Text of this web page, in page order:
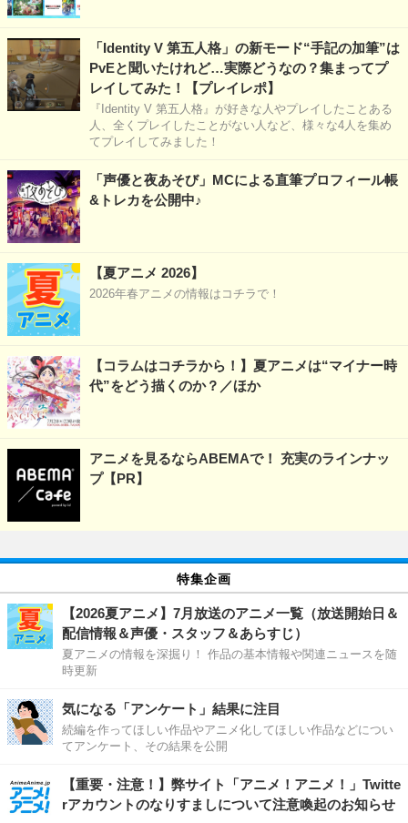
「Identity V 第五人格」の新モード“手記の加筆”は
PvEと聞いたけれど…実際どうなの？集まってプ
レイしてみた！【プレイレポ】
『Identity V 第五人格』が好きな人やプレイしたことある
人、全くプレイしたことがない人など、様々な4人を集め
てプレイしてみました！
「声優と夜あそび」MCによる直筆プロフィール帳
&トレカを公開中♪
【夏アニメ 2026】
2026年春アニメの情報はコチラで！
【コラムはコチラから！】夏アニメは“マイナー時
代”をどう描くのか？／ほか
アニメを見るならABEMAで！ 充実のラインナッ
プ【PR】
特集企画
【2026夏アニメ】7月放送のアニメ一覧（放送開始日＆
配信情報＆声優・スタッフ＆あらすじ）
夏アニメの情報を深掘り！ 作品の基本情報や関連ニュースを随
時更新
気になる「アンケート」結果に注目
続編を作ってほしい作品やアニメ化してほしい作品などについ
てアンケート、その結果を公開
【重要・注意！】弊サイト「アニメ！アニメ！」Twitte
rアカウントのなりすましについて注意喚起のお知らせ